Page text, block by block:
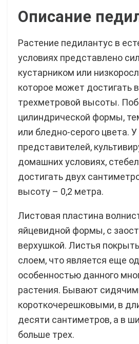
Описание
Растение педилантус в
условиях представлено
кустарником или
которое может достигать
трехметровой высоты.
цилиндрической формы,
или бледно-серого цвета. У
представителей,
домашних условиях,
достигать двух
высоту – 0,2 метра.
Листовая пластина
яйцевидной формы, с
верхушкой. Листья
слоем, что является еще
особенностью данного
растения. Бывают
короткочерешковыми, в
десяти сантиметров, а в
больше трех.